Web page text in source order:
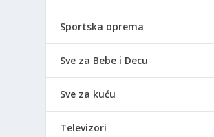
Sportska oprema
Sve za Bebe i Decu
Sve za kuću
Televizori